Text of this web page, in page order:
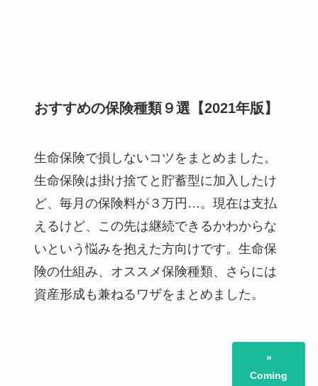
おすすめの保険種類９選【2021年版】
生命保険で損しないコツをまとめました。
生命保険は掛け捨てと貯蓄型に加入したけ
ど、毎月の保険料が３万円…。現在は支払
えるけど、この先は継続できるかわからな
いという悩みを抱えた方向けです。生命保
険の仕組み、オススメ保険種類、さらには
資産形成も兼ねるワザをまとめました。
»
Coming